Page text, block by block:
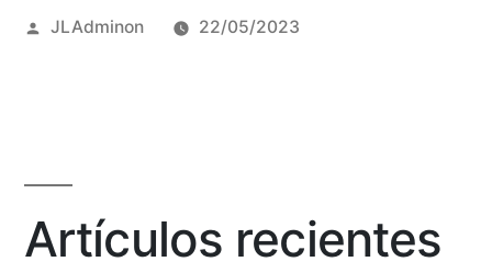
Posted
JLAdminon 22/05/2023
Artículos recientes